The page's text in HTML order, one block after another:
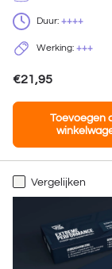
Duur: ++++
Werking: +++
€21,95
Toevoegen
Vergelijken